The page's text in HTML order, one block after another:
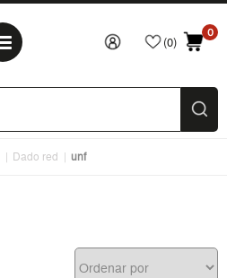
(0)
0
Dado red unf